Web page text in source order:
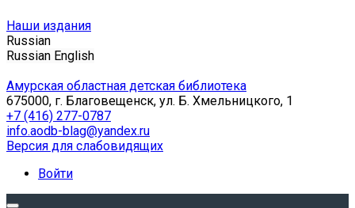
Наши издания
Russian
Russian English
Амурская областная детская библиотека
675000, г. Благовещенск, ул. Б. Хмельницкого, 1
+7 (416) 277-0787
info.aodb-blag@yandex.ru
Версия для слабовидящих
Войти